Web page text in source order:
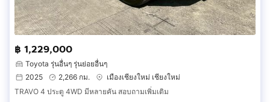
฿ 1,229,000
Toyota รุ่นอื่นๆ รุ่นย่อยอื่นๆ
2025
2,266 กม.
เมืองเชียงใหม่ เชียงใหม่
TRAVO 4 ประตู 4WD มีหลายคัน สอบถามเพิ่มเติม